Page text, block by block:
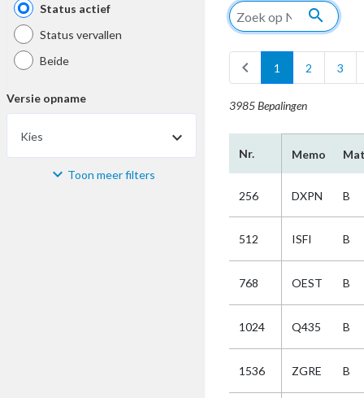
Status actief
Status vervallen
Beide
Versie opname
Kies
Materiaal Toon meer filters
search
chevron_left 1 2 3
3985 Bepalingen
Nr. Memo
256 DXPN B
512 ISFI B
768 OEST B
1024 Q435 B
1536 ZGRE B